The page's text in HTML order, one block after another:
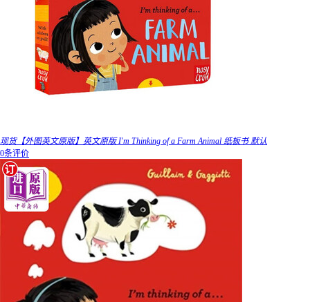
现货【外图英文原版】英文原版 I'm Thinking of a Farm Animal 纸板书 默认
0条评价